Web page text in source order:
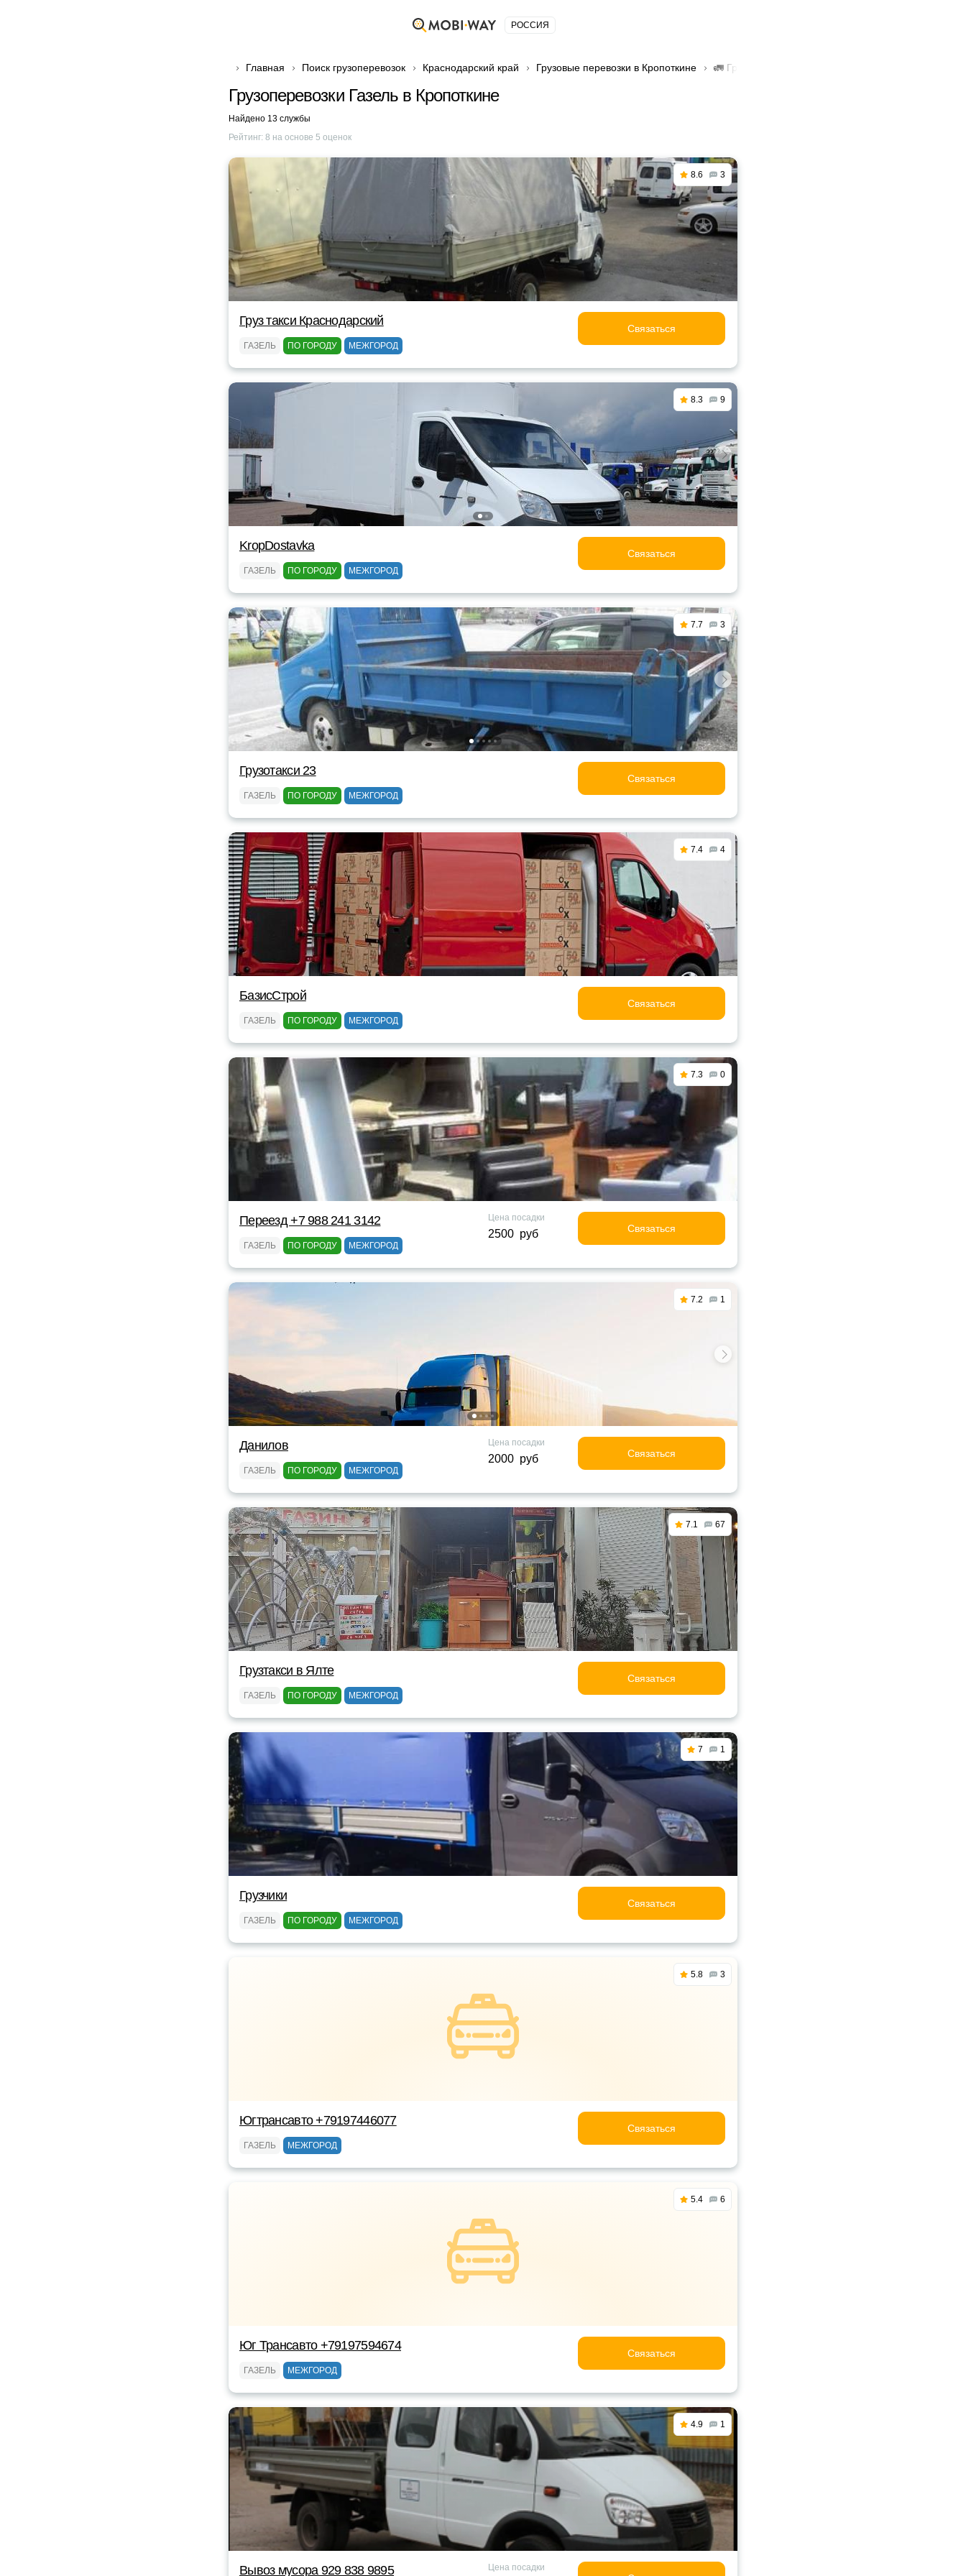
РОССИЯ
Главная Поиск грузоперевозок Краснодарский край Грузовые перевозки в Кропоткине 🚛 Грузоперевозки Газель в Кропоткине
Грузоперевозки Газель в Кропоткине
Найдено 13 службы
Рейтинг: 8 на основе 5 оценок
8.6 3
Груз такси Краснодарский
ГАЗЕЛЬ ПО ГОРОДУ МЕЖГОРОД
Связаться
8.3 9
KropDostavka
ГАЗЕЛЬ ПО ГОРОДУ МЕЖГОРОД
Связаться
7.7 3
Грузотакси 23
ГАЗЕЛЬ ПО ГОРОДУ МЕЖГОРОД
Связаться
7.4 4
БазисСтрой
ГАЗЕЛЬ ПО ГОРОДУ МЕЖГОРОД
Связаться
7.3 0
Переезд +7 988 241 3142
ГАЗЕЛЬ ПО ГОРОДУ МЕЖГОРОД
Цена посадки
2500 руб Связаться
7.2 1
Данилов
ГАЗЕЛЬ ПО ГОРОДУ МЕЖГОРОД
Цена посадки
2000 руб Связаться
7.1 67
Грузтакси в Ялте
ГАЗЕЛЬ ПО ГОРОДУ МЕЖГОРОД
Связаться
7 1
Грузчики
ГАЗЕЛЬ ПО ГОРОДУ МЕЖГОРОД
Связаться
5.8 3
Югтрансавто +79197446077
ГАЗЕЛЬ МЕЖГОРОД
Связаться
5.4 6
Юг Трансавто +79197594674
ГАЗЕЛЬ МЕЖГОРОД
Связаться
4.9 1
Вывоз мусора 929 838 9895 Цена посадки